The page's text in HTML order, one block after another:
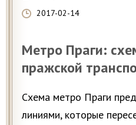
2017-02-14
Метро Праги:
пражской
Схема метро Праги
линиями, которые